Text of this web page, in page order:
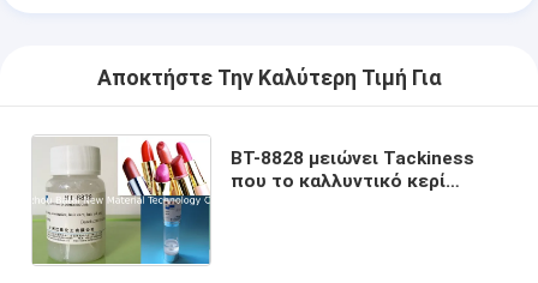
Αποκτήστε Την Καλύτερη Τιμή Για
BT-8828 μειώνει Tackiness
που το καλλυντικό κερί